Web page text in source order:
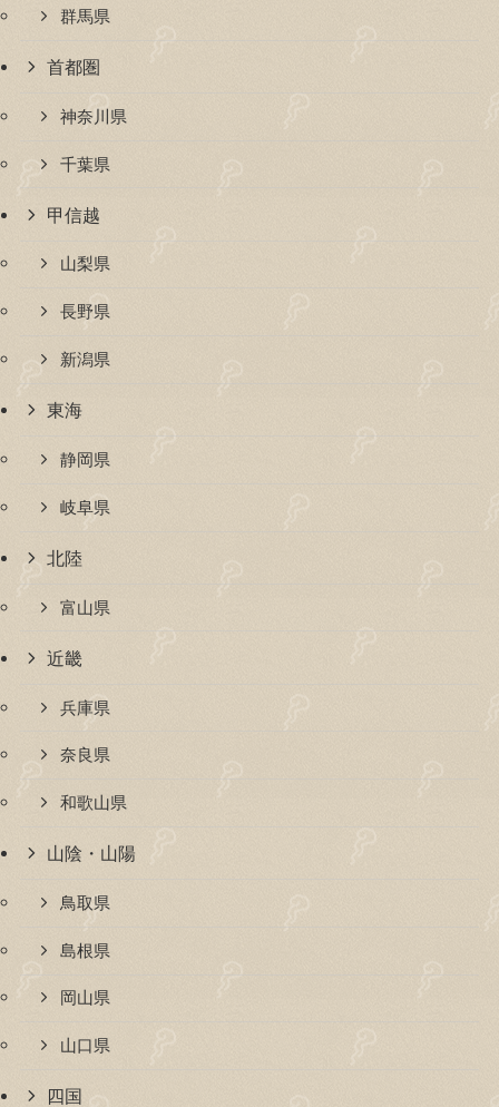
群馬県
首都圏
神奈川県
千葉県
甲信越
山梨県
長野県
新潟県
東海
静岡県
岐阜県
北陸
富山県
近畿
兵庫県
奈良県
和歌山県
山陰・山陽
鳥取県
島根県
岡山県
山口県
四国